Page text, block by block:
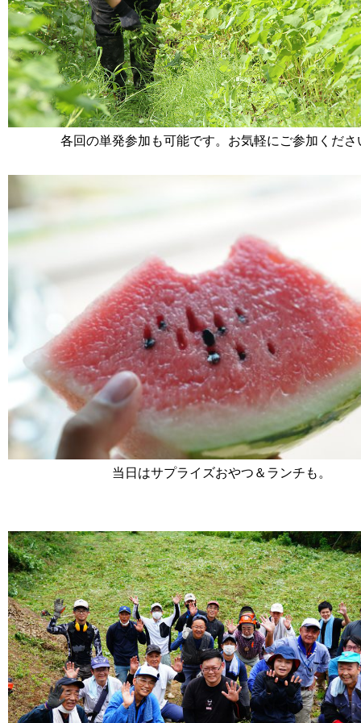
各回の単発参加も可能です。お気軽にご参加くださ
当日はサプライズおやつ＆ランチも。